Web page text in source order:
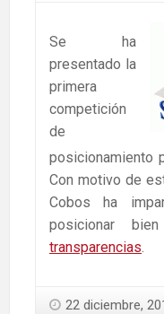
Se ha
presentado la
primera
competición
de
posicionamiento
Con motivo de
Cobos ha
posicionar
transparencias
22 diciembre,